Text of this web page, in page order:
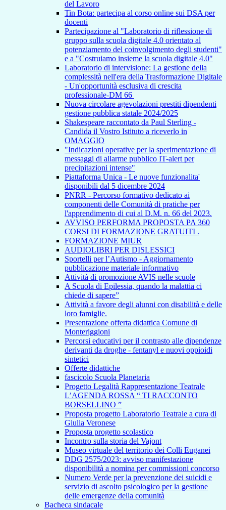
del Lavoro
Tin Bota: partecipa al corso online sui DSA per
docenti
Partecipazione al "Laboratorio di riflessione di
gruppo sulla scuola digitale 4.0 orientato al
potenziamento del coinvolgimento degli studenti"
e a "Costruiamo insieme la scuola digitale 4.0"
Laboratorio di intervisione: La gestione della
complessità nell'era della Trasformazione Digitale
- Un'opportunità esclusiva di crescita
professionale-DM 66
Nuova circolare agevolazioni prestiti dipendenti
gestione pubblica statale 2024/2025
Shakespeare raccontato da Paul Sterling -
Candida il Vostro Istituto a riceverlo in
OMAGGIO
"Indicazioni operative per la sperimentazione di
messaggi di allarme pubblico IT-alert per
precipitazioni intense"
Piattaforma Unica - Le nuove funzionalita'
disponibili dal 5 dicembre 2024
PNRR - Percorso formativo dedicato ai
componenti delle Comunità di pratiche per
l'apprendimento di cui al D.M. n. 66 del 2023.
AVVISO PERFORMA PROPOSTA PA 360
CORSI DI FORMAZIONE GRATUITI .
FORMAZIONE MIUR
AUDIOLIBRI PER DISLESSICI
Sportelli per l’Autismo - Aggiornamento
pubblicazione materiale informativo
Attività di promozione AVIS nelle scuole
A Scuola di Epilessia, quando la malattia ci
chiede di sapere”
Attività a favore degli alunni con disabilità e delle
loro famiglie.
Presentazione offerta didattica Comune di
Monteriggioni
Percorsi educativi per il contrasto alle dipendenze
derivanti da droghe - fentanyl e nuovi oppioidi
sintetici
Offerte didattiche
fascicolo Scuola Planetaria
Progetto Legalità Rappresentazione Teatrale
L’AGENDA ROSSA “ TI RACCONTO
BORSELLINO ”
Proposta progetto Laboratorio Teatrale a cura di
Giulia Veronese
Proposta progetto scolastico
Incontro sulla storia del Vajont
Museo virtuale del territorio dei Colli Euganei
DDG 2575/2023: avviso manifestazione
disponibilità a nomina per commissioni concorso
Numero Verde per la prevenzione dei suicidi e
servizio di ascolto psicologico per la gestione
delle emergenze della comunità
Bacheca sindacale